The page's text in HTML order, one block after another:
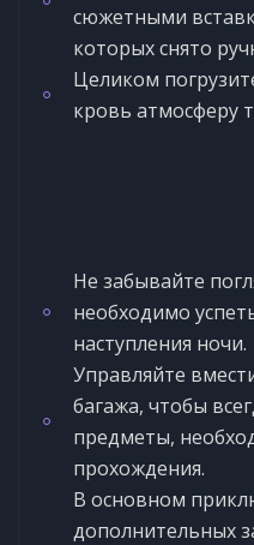
сюжетными
которых снято
Целиком
кровь атмосферу
Не забывайте
необходимо
наступления ночи.
Управляйте
багажа, чтобы
предметы,
прохождения.
В основном
дополнительных